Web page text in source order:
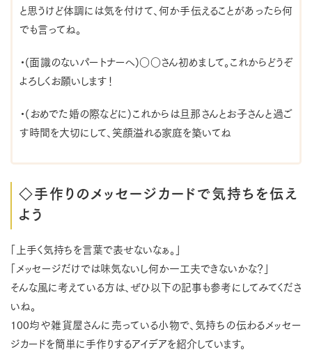
と思うけど体調には気を付けて、何か手伝えることがあったら何
でも言ってね。
・(面識のないパートナーへ)○○さん初めまして。これからどうぞ
よろしくお願いします！
・(おめでた婚の際などに)これからは旦那さんとお子さんと過ご
す時間を大切にして、笑顔溢れる家庭を築いてね
◇手作りのメッセージカードで気持ちを伝え
よう
「上手く気持ちを言葉で表せないなぁ。」
「メッセージだけでは味気ないし何か一工夫できないかな？」
そんな風に考えている方は、ぜひ以下の記事も参考にしてみてくださ
いね。
100均や雑貨屋さんに売っている小物で、気持ちの伝わるメッセー
ジカードを簡単に手作りするアイデアを紹介しています。